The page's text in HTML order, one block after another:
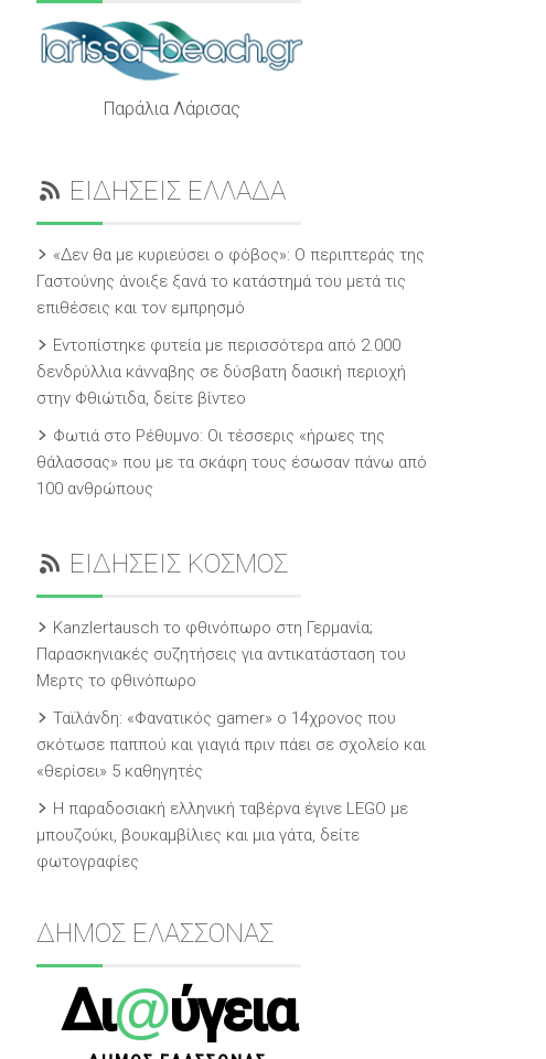
Παράλια Λάρισας
ΕΙΔΗΣΕΙΣ ΕΛΛΑΔΑ
«Δεν θα με κυριεύσει ο φόβος»: Ο περιπτεράς της
Γαστούνης άνοιξε ξανά το κατάστημά του μετά τις
επιθέσεις και τον εμπρησμό
Εντοπίστηκε φυτεία με περισσότερα από 2.000
δενδρύλλια κάνναβης σε δύσβατη δασική περιοχή
στην Φθιώτιδα, δείτε βίντεο
Φωτιά στο Ρέθυμνο: Οι τέσσερις «ήρωες της
θάλασσας» που με τα σκάφη τους έσωσαν πάνω από
100 ανθρώπους
ΕΙΔΗΣΕΙΣ ΚΟΣΜΟΣ
Kanzlertausch το φθινόπωρο στη Γερμανία;
Παρασκηνιακές συζητήσεις για αντικατάσταση του
Μερτς το φθινόπωρο
Ταϊλάνδη: «Φανατικός gamer» ο 14χρονος που
σκότωσε παππού και γιαγιά πριν πάει σε σχολείο και
«θερίσει» 5 καθηγητές
Η παραδοσιακή ελληνική ταβέρνα έγινε LEGO με
μπουζούκι, βουκαμβίλιες και μια γάτα, δείτε
φωτογραφίες
ΔΗΜΟΣ ΕΛΑΣΣΟΝΑΣ
Δι@ύγεια